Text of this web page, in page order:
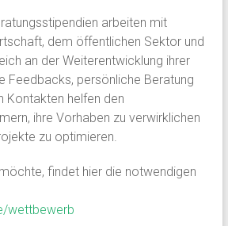
arbeiten mit
dem öffentlichen Sektor und
an der Weiterentwicklung ihrer
Feedbacks, persönliche Beratung
Kontakten helfen den
ihre Vorhaben zu verwirklichen
zu optimieren.
findet hier die notwendigen
wettbewerb